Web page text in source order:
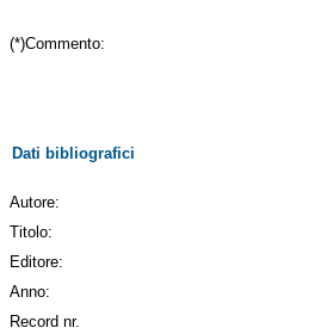
(*)Commento:
Dati bibliografici
Autore:
Titolo:
Editore:
Anno:
Record nr.